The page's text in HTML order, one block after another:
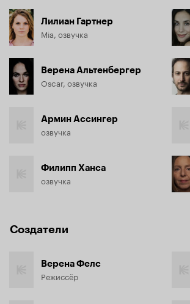
Лилиан Гартнер
Mia, озвучка
Верена Альтенбергер
Oscar, озвучка
Армин Ассингер
озвучка
Филипп Ханса
озвучка
Создатели
Верена Фелс
Режиссёр